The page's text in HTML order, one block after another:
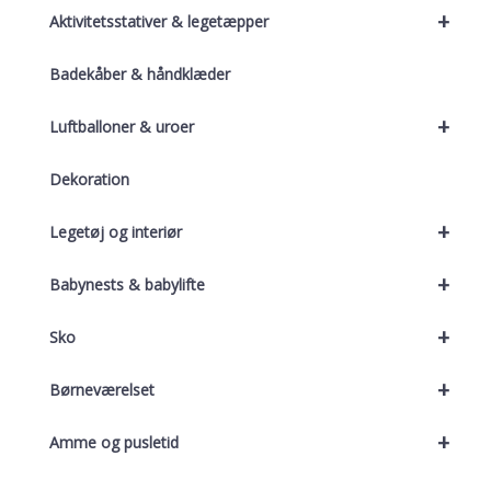
+
Aktivitetsstativer & legetæpper
Badekåber & håndklæder
+
Luftballoner & uroer
Dekoration
+
Legetøj og interiør
+
Babynests & babylifte
+
Sko
+
Børneværelset
+
Amme og pusletid